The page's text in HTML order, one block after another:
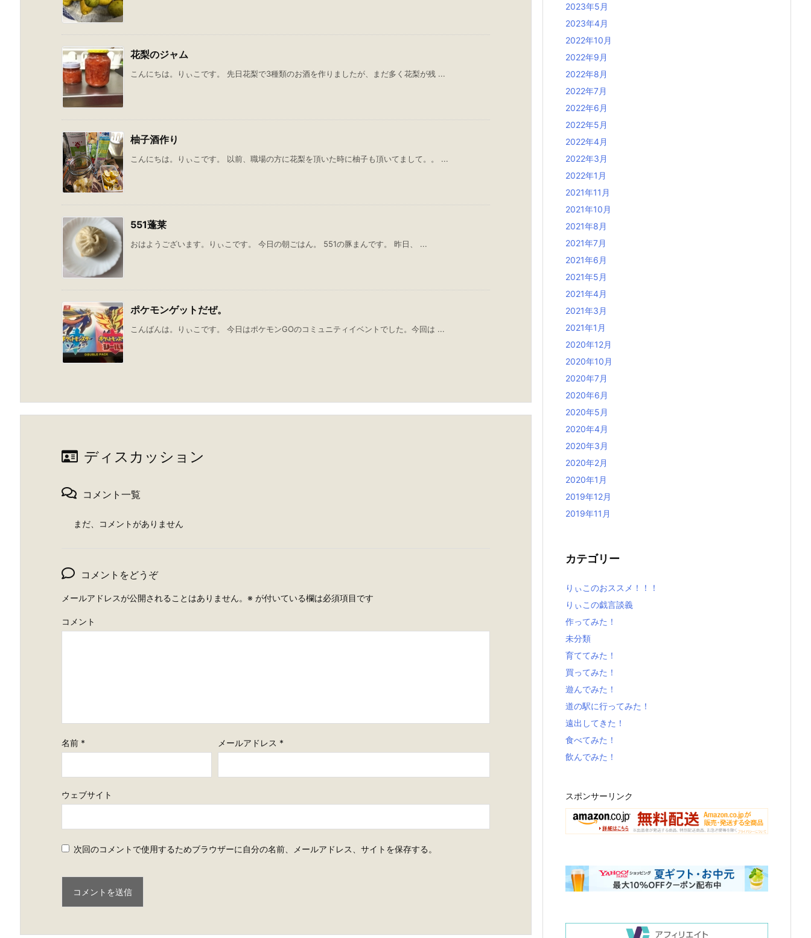
花梨のジャム
こんにちは。りぃこです。 先日花梨で3種類のお酒を作りましたが、まだ多く花梨が残 ...
柚子酒作り
こんにちは。りぃこです。 以前、職場の方に花梨を頂いた時に柚子も頂いてまして。。 ...
551蓬莱
おはようございます。りぃこです。 今日の朝ごはん。 551の豚まんです。 昨日、 ...
ポケモンゲットだぜ。
こんばんは。りぃこです。 今日はポケモンGOのコミュニティイベントでした。今回は ...
ディスカッション
コメント一覧
まだ、コメントがありません
コメントをどうぞ
メールアドレスが公開されることはありません。 ※ が付いている欄は必須項目です
コメント
名前 * メールアドレス *
ウェブサイト
次回のコメントで使用するためブラウザーに自分の名前、メールアドレス、サイトを保存する。
2023年5月
2023年4月
2022年10月
2022年9月
2022年8月
2022年7月
2022年6月
2022年5月
2022年4月
2022年3月
2022年1月
2021年11月
2021年10月
2021年8月
2021年7月
2021年6月
2021年5月
2021年4月
2021年3月
2021年1月
2020年12月
2020年10月
2020年7月
2020年6月
2020年5月
2020年4月
2020年3月
2020年2月
2020年1月
2019年12月
2019年11月
カテゴリー
りぃこのおススメ！！！
りぃこの戯言談義
作ってみた！
未分類
育ててみた！
買ってみた！
遊んでみた！
道の駅に行ってみた！
遠出してきた！
食べてみた！
飲んでみた！
スポンサーリンク